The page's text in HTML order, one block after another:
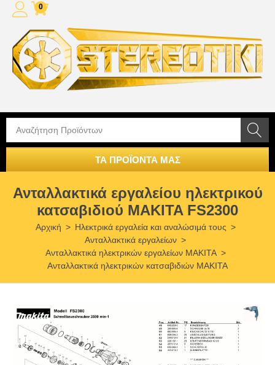
0
ΤΑ ΠΡΟΪΟΝΤΑ ΜΑΣ
Ανταλλακτικά εργαλείου ηλεκτρικού
κατσαβιδιού MAKITA FS2300
Αρχική > Ηλεκτρικά εργαλεία και αναλώσιμά τους >
Ανταλλακτικά εργαλείων >
Ανταλλακτικά ηλεκτρικών εργαλείων MAKITA >
Ανταλλακτικά ηλεκτρικών κατσαβιδιών MAKITA